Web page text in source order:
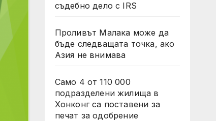
съдебно дело с IRS
Проливът Малака може да
бъде следващата точка, ако
Азия не внимава
Само 4 от 110 000
подразделени жилища в
Хонконг са поставени за
печат за одобрение